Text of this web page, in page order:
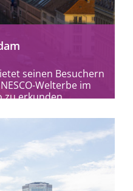
seinen Besuchern
Welterbe im
zu erkunden